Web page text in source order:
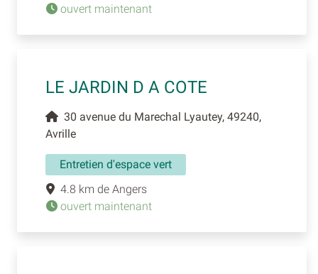
ouvert maintenant
LE JARDIN D A COTE
30 avenue du Marechal Lyautey, 49240,
Avrille
Entretien d'espace vert
4.8 km de Angers
ouvert maintenant